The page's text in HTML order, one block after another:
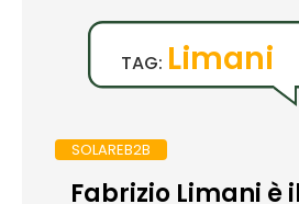
TAG: Limani
SOLAREB2B
Fabrizio Limani è